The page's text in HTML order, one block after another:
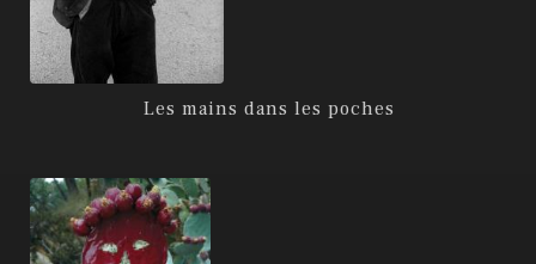
Les mains dans les poches